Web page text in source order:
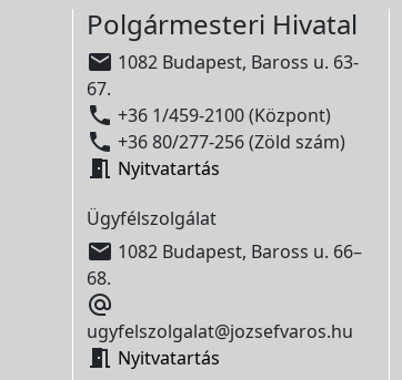
Polgármesteri Hivatal
 1082 Budapest, Baross u. 63-
67.
 +36 1/459-2100 (Központ)
 +36 80/277-256 (Zöld szám)
 Nyitvatartás
Ügyfélszolgálat
 1082 Budapest, Baross u. 66–
68.

ugyfelszolgalat@jozsefvaros.hu
 Nyitvatartás